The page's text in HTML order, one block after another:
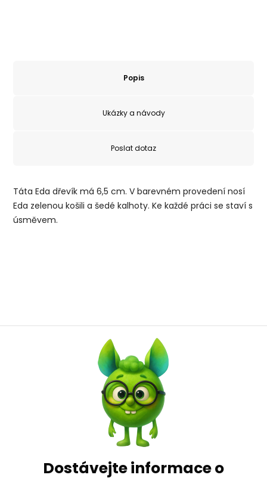
Popis
Ukázky a návody
Poslat dotaz
Táta Eda dřevík má 6,5 cm. V barevném provedení nosí
Eda zelenou košili a šedé kalhoty. Ke každé práci se staví s
úsměvem.
Dostávejte informace o